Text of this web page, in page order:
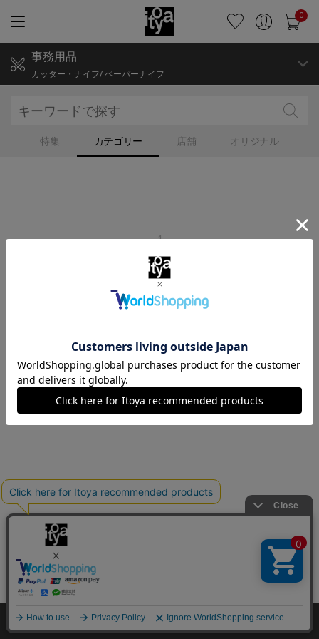
0
特集 カテゴリー 店舗 オリジナル
事務用品
カッター・ナイフ/ ペーパーナイフ
1
Copyright©伊東屋 All Rights Reserved.